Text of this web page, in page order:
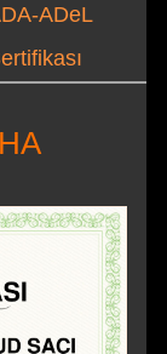
ADeL